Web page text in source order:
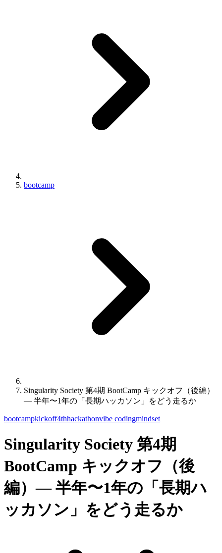
bootcamp
Singularity Society 第4期 BootCamp キックオフ（後編）
— 半年〜1年の「長期ハッカソン」をどう走るか
bootcampkickoff4thhackathonvibe codingmindset
Singularity Society 第4期
BootCamp キックオフ（後
編）— 半年〜1年の「長期ハ
ッカソン」をどう走るか